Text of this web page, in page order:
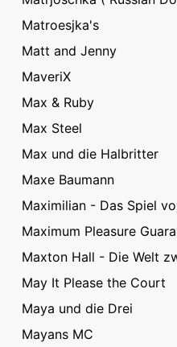
Matroesjka's
Matt and Jenny
MaveriX
Max & Ruby
Max Steel
Max und die Halbritter
Maxe Baumann
Maximilian - Das Spiel
Maximum Pleasure
Maxton Hall - Die Welt
May It Please the Court
Maya und die Drei
Mayans MC